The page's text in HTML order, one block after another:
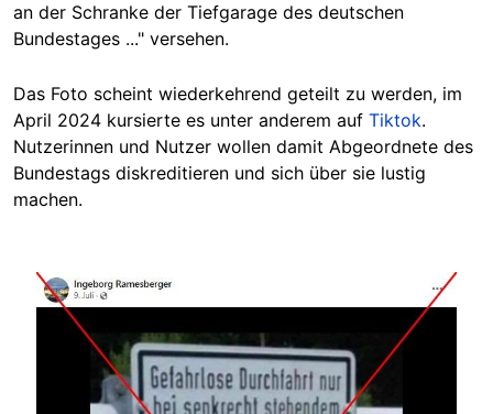
an der Schranke der Tiefgarage des deutschen
Bundestages ..." versehen.
Das Foto scheint wiederkehrend geteilt zu werden, im
April 2024 kursierte es unter anderem auf Tiktok.
Nutzerinnen und Nutzer wollen damit Abgeordnete des
Bundestags diskreditieren und sich über sie lustig
machen.
Image